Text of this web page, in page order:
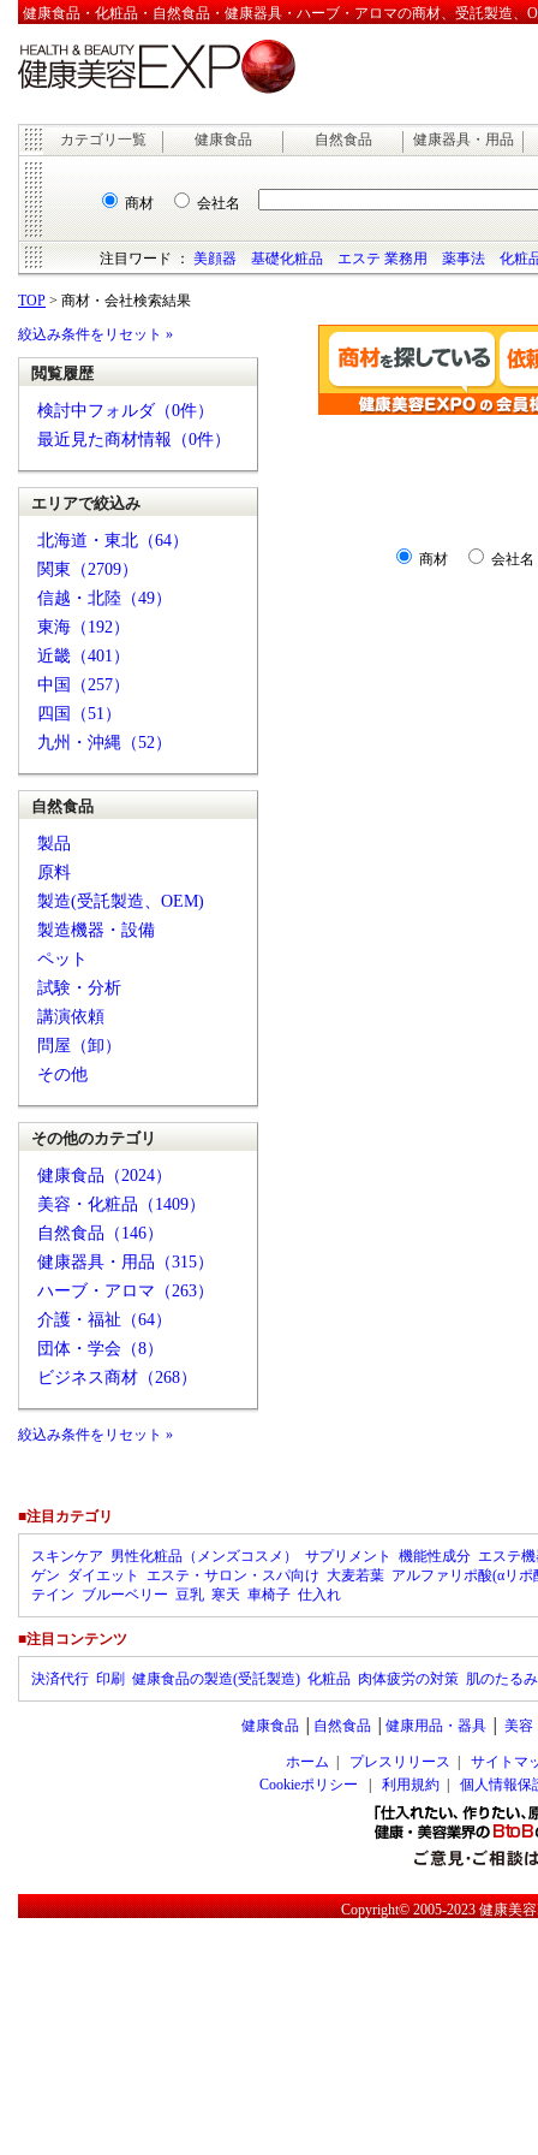
健康食品・化粧品・自然食品・健康器具・ハーブ・アロマの商材、受託製造、
カテゴリ一覧 健康食品 自然食品 健康器具・用品
商材 会社名
注目ワード ：美顔器 基礎化粧品 エステ 業務用 薬事法 化粧
TOP > 商材・会社検索結果
絞込み条件をリセット »
閲覧履歴
検討中フォルダ（0件）
最近見た商材情報（0件）
エリアで絞込み
北海道・東北（64）
関東（2709）
信越・北陸（49）
東海（192）
近畿（401）
中国（257）
四国（51）
九州・沖縄（52）
自然食品
製品
原料
製造(受託製造、OEM)
製造機器・設備
ペット
試験・分析
講演依頼
問屋（卸）
その他
その他のカテゴリ
健康食品（2024）
美容・化粧品（1409）
自然食品（146）
健康器具・用品（315）
ハーブ・アロマ（263）
介護・福祉（64）
団体・学会（8）
ビジネス商材（268）
絞込み条件をリセット »
商材 会社名
■注目カテゴリ
スキンケア 男性化粧品（メンズコスメ） サプリメント 機能性成分 エステ
ゲン ダイエット エステ・サロン・スパ向け 大麦若葉 アルファリポ酸(αリポ
テイン ブルーベリー 豆乳 寒天 車椅子 仕入れ
■注目コンテンツ
決済代行 印刷 健康食品の製造(受託製造) 化粧品 肉体疲労の対策 肌のたる
健康食品│ 自然食品│ 健康用品・器具│ 美容
ホーム プレスリリース
サイトマ
Cookieポリシー
利用規約| 個人情報保
Copyright© 2005-2023健康美